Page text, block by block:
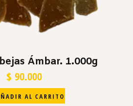
Ámbar. 1.000g
$ 90.000
AL CARRITO